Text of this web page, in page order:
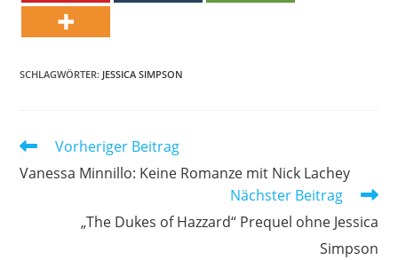
SCHLAGWÖRTER: JESSICA SIMPSON
Weitere
ansehen
Vorheriger Beitrag
Vanessa Minnillo: Keine Romanze mit Nick Lachey
Nächster Beitrag
„The Dukes of Hazzard“ Prequel ohne Jessica
Simpson